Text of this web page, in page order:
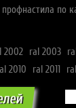
по
2002 ral 2003
2010 ral 2011